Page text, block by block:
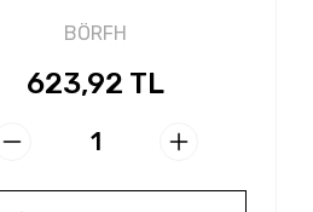
BÖRFH
623,92 TL